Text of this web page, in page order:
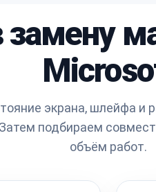
замену
экрана, шлейфа и
подбираем
объём работ.